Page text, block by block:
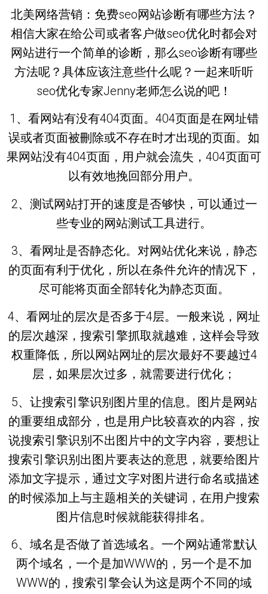
北美网络营销：免费seo网站诊断有哪些方法？
相信大家在给公司或者客户做seo优化时都会对
网站进行一个简单的诊断，那么seo诊断有哪些
方法呢？具体应该注意些什么呢？一起来听听
seo优化专家Jenny老师怎么说的吧！
1、看网站有没有404页面。404页面是在网址错
误或者页面被刪除或不存在时才出现的页面。如
果网站没有404页面，用户就会流失，404页面可
以有效地挽回部分用户。
2、测试网站打开的速度是否够快，可以通过一
些专业的网站测试工具进行。
3、看网址是否静态化。对网站优化来说，静态
的页面有利于优化，所以在条件允许的情况下，
尽可能将页面全部转化为静态页面。
4、看网址的层次是否多于4层。一般来说，网址
的层次越深，搜索引擎抓取就越难，这样会导致
权重降低，所以网站网址的层次最好不要越过4
层，如果层次过多，就需要进行优化；
5、让搜索引擎识别图片里的信息。图片是网站
的重要组成部分，也是用户比较喜欢的内容，按
说搜索引擎识别不出图片中的文字内容，要想让
搜索引擎识别出图片要表达的意思，就要给图片
添加文字提示，通过文字对图片进行命名或描述
的时候添加上与主题相关的关键词，在用户搜索
图片信息时候就能获得排名。
6、域名是否做了首选域名。一个网站通常默认
两个域名，一个是加WWW的，另一个是不加
WWW的，搜索引擎会认为这是两个不同的域